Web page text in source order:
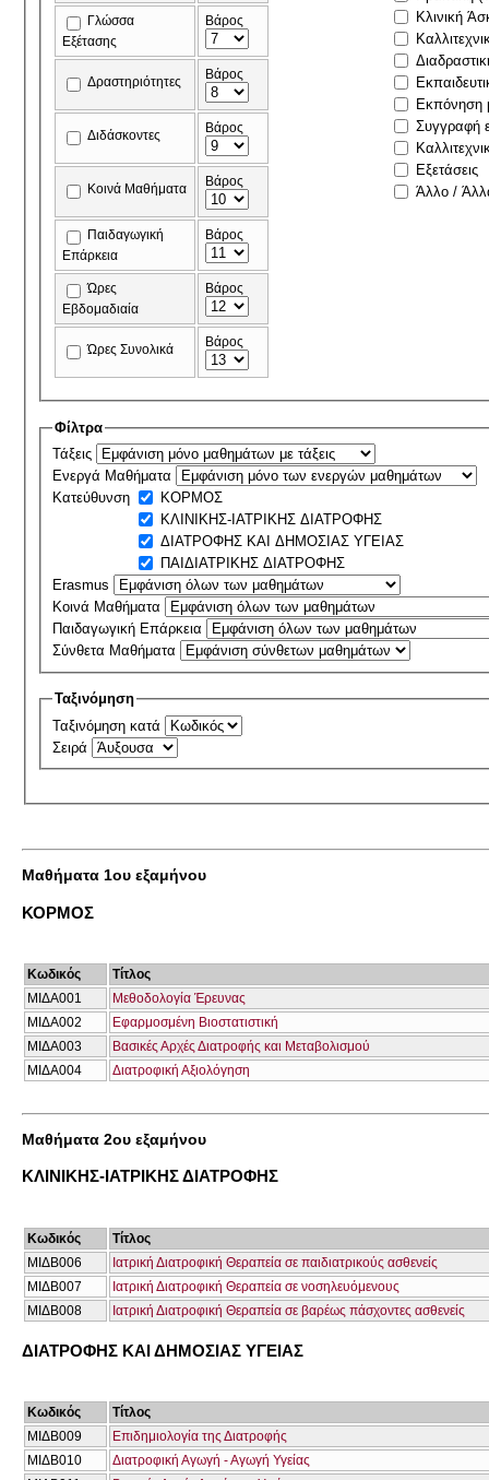
Γλώσσα
Εξέτασης
Βάρος
Δραστηριότητες Βάρος
Διδάσκοντες Βάρος
Κοινά Μαθήματα Βάρος
Παιδαγωγική
Επάρκεια
Βάρος
Ώρες
Εβδομαδιαία
Βάρος
Ώρες Συνολικά Βάρος
Κλινική
Εκπόνηση
Συγγραφή
Εξετάσεις
Άλλο /
Φίλτρα
Τάξεις
Ενεργά Μαθήματα
Κατεύθυνση
ΚΟΡΜΟΣ
ΚΛΙΝΙΚΗΣ-ΙΑΤΡΙΚΗΣ ΔΙΑΤΡΟΦΗΣ
ΔΙΑΤΡΟΦΗΣ ΚΑΙ ΔΗΜΟΣΙΑΣ ΥΓΕΙΑΣ
ΠΑΙΔΙΑΤΡΙΚΗΣ ΔΙΑΤΡΟΦΗΣ
Erasmus
Κοινά Μαθήματα
Παιδαγωγική Επάρκεια
Σύνθετα Μαθήματα
Ταξινόμηση
Ταξινόμηση κατά
Σειρά
Μαθήματα 1ου εξαμήνου
ΚΟΡΜΟΣ
Κωδικός
Τίτλος
ΜΙΔΑ001
Μεθοδολογία Έρευνας
ΜΙΔΑ002
Εφαρμοσμένη Βιοστατιστική
ΜΙΔΑ003
Βασικές Αρχές Διατροφής και Μεταβολισμού
ΜΙΔΑ004
Διατροφική Αξιολόγηση
Μαθήματα 2ου εξαμήνου
ΚΛΙΝΙΚΗΣ-ΙΑΤΡΙΚΗΣ ΔΙΑΤΡΟΦΗΣ
Κωδικός
Τίτλος
ΜΙΔΒ006
Ιατρική Διατροφική Θεραπεία σε παιδιατρικούς ασθενείς
ΜΙΔΒ007
Ιατρική Διατροφική Θεραπεία σε νοσηλευόμενους
ΜΙΔΒ008
Ιατρική Διατροφική Θεραπεία σε βαρέως πάσχοντες ασθενείς
ΔΙΑΤΡΟΦΗΣ ΚΑΙ ΔΗΜΟΣΙΑΣ ΥΓΕΙΑΣ
Κωδικός
Τίτλος
ΜΙΔΒ009
Επιδημιολογία της Διατροφής
ΜΙΔΒ010
Διατροφική Αγωγή - Αγωγή Υγείας